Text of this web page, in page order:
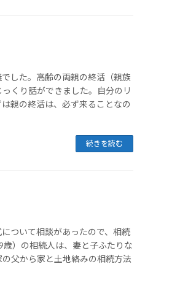
した。高齢の両親の終活（親族
くり話ができました。自分のリ
親の終活は、必ず来ることなの
続きを読む
ついて相談があったので、相続
）の相続人は、妻と子ふたりな
父から家と土地絡みの相続方法